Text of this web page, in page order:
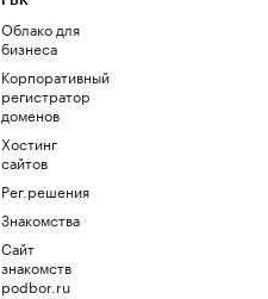
Облако для
бизнеса
Корпоративный
регистратор
доменов
Хостинг
сайтов
Рег.решения
Знакомства
Сайт
знакомств
podbor.ru